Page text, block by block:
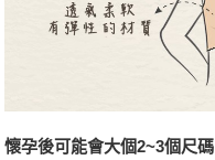
懷孕後可能會大個2~3個尺碼